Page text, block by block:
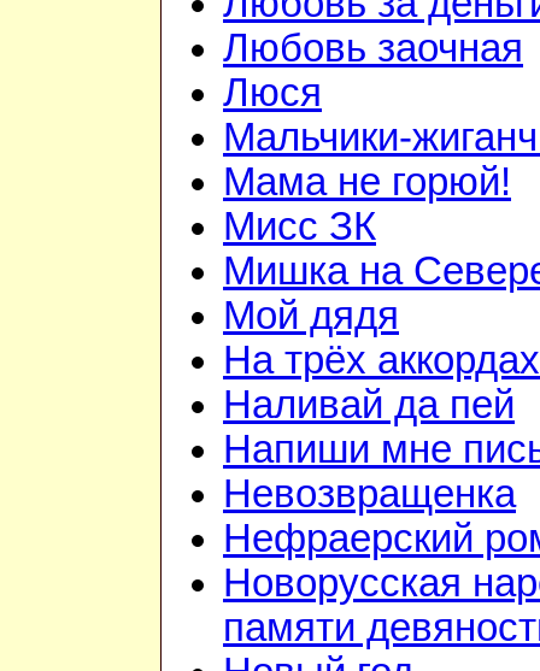
Любовь заочная
Люся
Мальчики-
Мама не горюй!
Мисс ЗК
Мишка на
Мой дядя
На трёх аккордах
Наливай да пей
Напиши мне
Невозвращенка
Нефраерский
Новорусская
памяти